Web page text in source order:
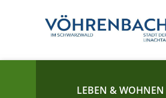
LEBEN & WOHNEN